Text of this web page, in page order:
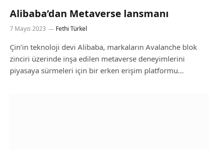
Alibaba’dan Metaverse lansmanı
7 Mayıs 2023 Fethi Türkel
Çin’in teknoloji devi Alibaba, markaların Avalanche blok
zinciri üzerinde inşa edilen metaverse deneyimlerini
piyasaya sürmeleri için bir erken erişim platformu…